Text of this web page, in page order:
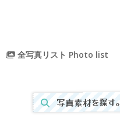
全写真リスト Photo list
写真素材を探す。